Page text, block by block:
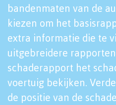
bandenmaten van de
kiezen om het
extra informatie die te
uitgebreidere
schaderapport het
voertuig bekijken.
de positie van de